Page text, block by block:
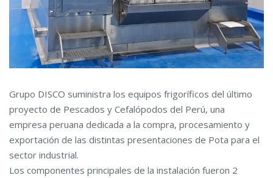
Grupo DISCO suministra los equipos frigoríficos del último
proyecto de Pescados y Cefalópodos del Perú, una
empresa peruana dedicada a la compra, procesamiento y
exportación de las distintas presentaciones de Pota para el
sector industrial.
Los componentes principales de la instalación fueron 2